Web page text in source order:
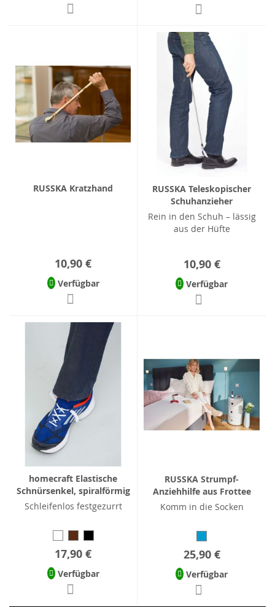
RUSSKA Kratzhand
10,90 €
Verfügbar
RUSSKA Teleskopischer
Schuhanzieher
Rein in den Schuh – lässig
aus der Hüfte
10,90 €
Verfügbar
homecraft Elastische
Schnürsenkel, spiralförmig
Schleifenlos festgezurrt
17,90 €
Verfügbar
RUSSKA Strumpf-
Anziehhilfe aus Frottee
Komm in die Socken
25,90 €
Verfügbar